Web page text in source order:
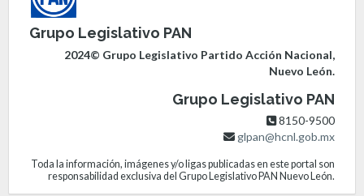
Grupo Legislativo PAN
2024© Grupo Legislativo Partido Acción Nacional,
Nuevo León.
Grupo Legislativo PAN
8150-9500
glpan@hcnl.gob.mx
Toda la información, imágenes y/o ligas publicadas en este portal son
responsabilidad exclusiva del Grupo Legislativo PAN Nuevo León.